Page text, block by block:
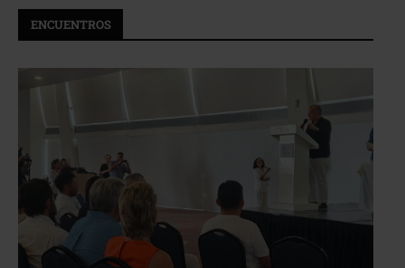
ENCUENTROS